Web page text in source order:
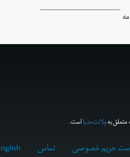
متعلق بهولانت‌مدیااست.
حریم خصوصی تماس